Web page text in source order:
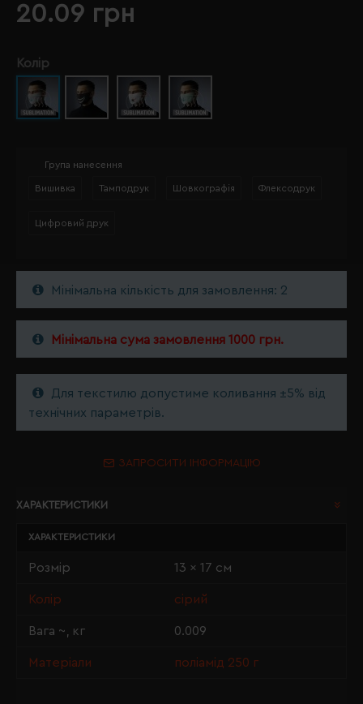
20.09 грн
Колір
Група нанесення
Вишивка Тамподрук Шовкографія Флексодрук
Цифровий друк
Мінімальна кількість для замовлення: 2
Мінімальна сума замовлення 1000 грн.
Для текстилю допустиме коливання ±5% від
технічних параметрів.
ЗАПРОСИТИ ІНФОРМАЦІЮ
ХАРАКТЕРИСТИКИ
ХАРАКТЕРИСТИКИ
Розмір 13 x 17 см
Колір сірий
Вага ~, кг 0.009
Матеріали поліамід 250 г